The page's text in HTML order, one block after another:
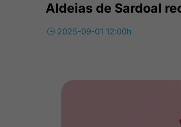
Aldeias de Sardoal
🕒 2025-09-01 12:00h